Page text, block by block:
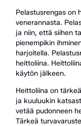
Pelastusrengas on
venerannasta.
ja niin, että siihen
pienempikin
harjoitella.
heittoliina.
käytön jälkeen.
Heittoliina on
ja kuuluukin
vetää pudonneen
Tärkeä